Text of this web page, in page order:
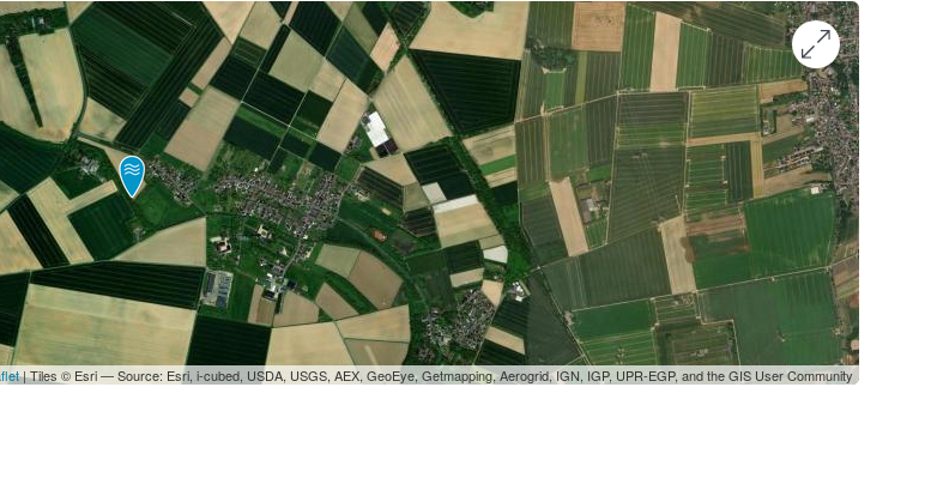
| Tiles © Esri — Source: Esri, i-cubed, USDA, USGS, AEX, GeoEye, Getmapping, Aerogrid, IGN, IGP, UPR-EGP, and the GIS User Community